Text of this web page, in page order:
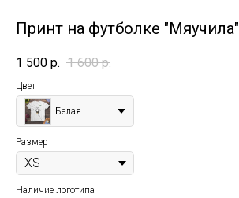
Принт на футболке "Мяучила"
1 500 р. 1 600 р.
Цвет
Белая
Размер
Наличие логотипа